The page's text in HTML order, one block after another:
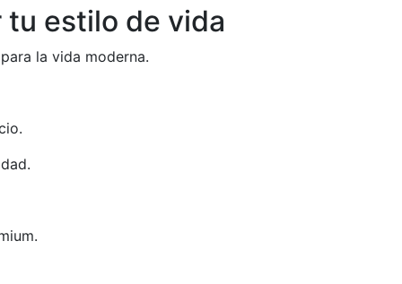
estilo de vida
la vida moderna.